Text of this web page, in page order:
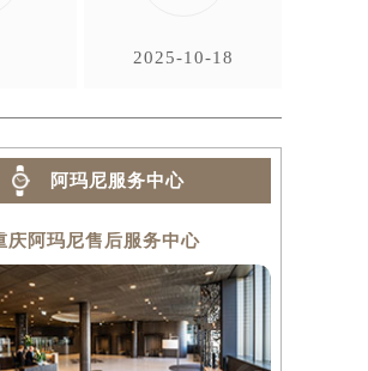
2025-10-18
阿玛尼服务中心
庆阿玛尼售后服务中心